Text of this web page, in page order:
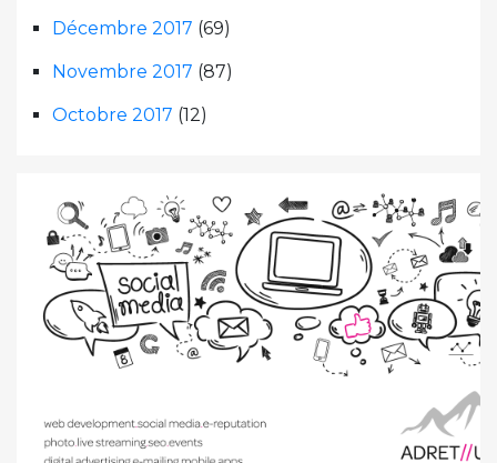
Décembre 2017 (69)
Novembre 2017 (87)
Octobre 2017 (12)